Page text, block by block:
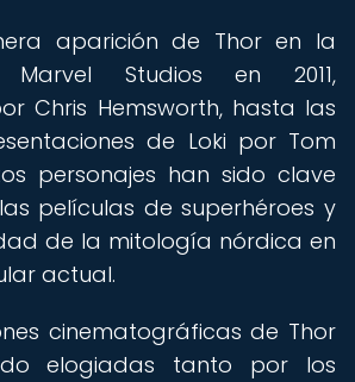
aparición de Thor en la
Studios en 2011,
Chris Hemsworth, hasta las
de Loki por Tom
personajes han sido clave
películas de superhéroes y
de la mitología nórdica en
actual.
cinematográficas de Thor
elogiadas tanto por los